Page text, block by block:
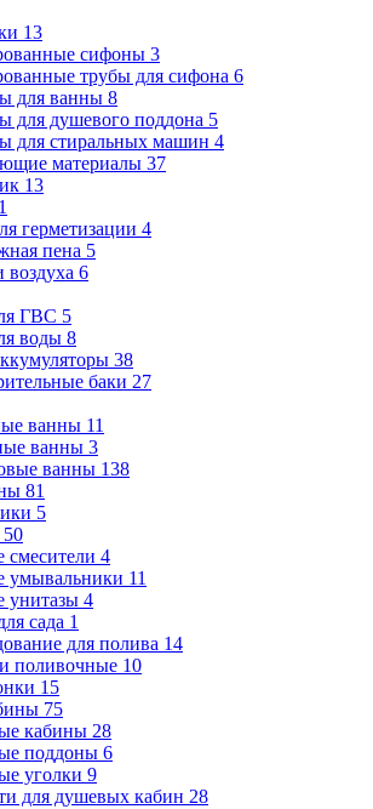
13
сифоны 3
трубы для сифона 6
для ванны 8
для душевого поддона 5
для стиральных машин 4
материалы 37
13
герметизации 4
пена 5
воздуха 6
ГВС 5
воды 8
38
баки 27
ванны 11
ванны 3
ванны 138
81
5
50
смесители 4
умывальники 11
унитазы 4
сада 1
для полива 14
поливочные 10
15
75
кабины 28
поддоны 6
уголки 9
для душевых кабин 28